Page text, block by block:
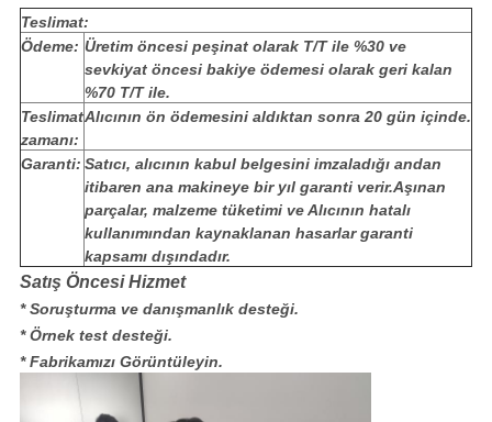
Teslimat:
Ödeme: Üretim öncesi peşinat olarak T/T ile %30 ve
sevkiyat öncesi bakiye ödemesi olarak geri kalan
%70 T/T ile.
Teslimat
zamanı:
Alıcının ön ödemesini aldıktan sonra 20 gün içinde.
Garanti: Satıcı, alıcının kabul belgesini imzaladığı andan
itibaren ana makineye bir yıl garanti verir.Aşınan
parçalar, malzeme tüketimi ve Alıcının hatalı
kullanımından kaynaklanan hasarlar garanti
kapsamı dışındadır.
Satış Öncesi Hizmet
* Soruşturma ve danışmanlık desteği.
* Örnek test desteği.
* Fabrikamızı Görüntüleyin.